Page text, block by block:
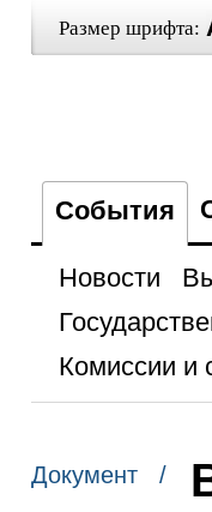
Размер шрифта:
События
Новости
Комиссии и
Документ /